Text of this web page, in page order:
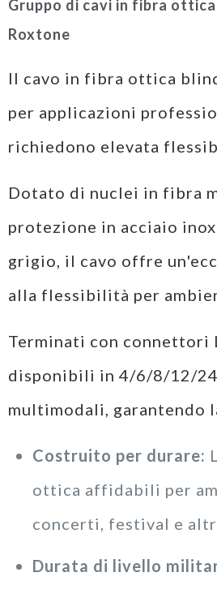
Gruppo di cavi in fibra
Roxtone
Il cavo in fibra ottica
per applicazioni
richiedono elevata
Dotato di nuclei in fibra
protezione in acciaio
grigio, il cavo offre
alla flessibilità per
Terminati con connettori
disponibili in 4/6/8/12/24
multimodali, garantendo
Costruito per durare:
ottica affidabili per
concerti, festival e
Durata di livello